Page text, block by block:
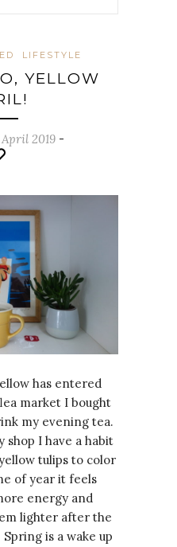
LIFESTYLE
YELLOW
April 2019 -
has entered
market I bought
my evening tea.
shop I have a habit
tulips to color
of year it feels
energy and
lighter after the
is a wake up